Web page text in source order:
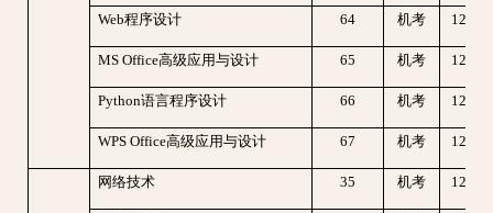
Web程序设计 64 机考 120分
MS Office高级应用与设计 65 机考 120分
Python语言程序设计 66 机考 120分
WPS Office高级应用与设计 67 机考 120分
网络技术 35 机考 120分